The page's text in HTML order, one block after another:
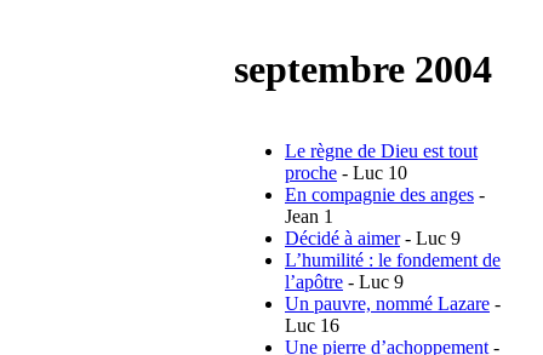
septembre 2004
Le règne de Dieu est tout
proche - Luc 10
En compagnie des anges -
Jean 1
Décidé à aimer- Luc 9
L’humilité : le fondement de
l’apôtre - Luc 9
Un pauvre, nommé Lazare -
Luc 16
Une pierre d’achoppement -